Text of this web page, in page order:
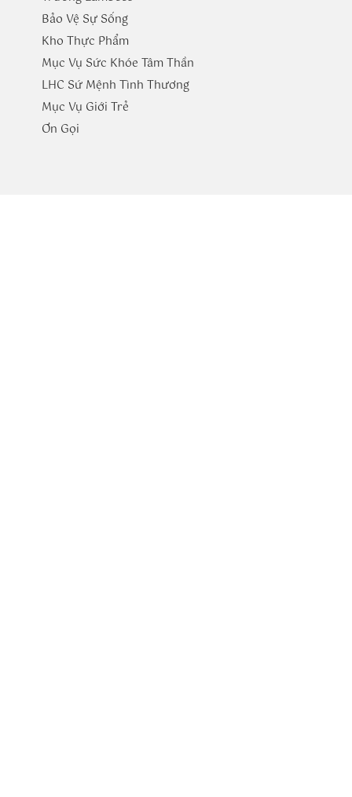
Bảo Vệ Sự Sống
Kho Thực Phẩm
Mục Vụ Sức Khóe Tâm Thần
LHC Sứ Mệnh Tình Thương
Mục Vụ Giới Trẻ
​Ơn Gọi